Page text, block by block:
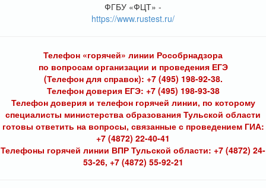
ФГБУ «ФЦТ» -
https://www.rustest.ru/
Телефон «горячей» линии Рособрнадзора
по вопросам организации и проведения ЕГЭ
(Телефон для справок): +7 (495) 198-92-38.
Телефон доверия ЕГЭ: +7 (495) 198-93-38
Телефон доверия и телефон горячей линии, по которому
специалисты министерства образования Тульской области
готовы ответить на вопросы, связанные с проведением ГИА:
+7 (4872) 22-40-41
Телефоны горячей линии ВПР Тульской области: +7 (4872) 24-
53-26, +7 (4872) 55-92-21